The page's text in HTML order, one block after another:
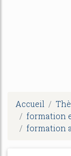
Accueil
formation
formation